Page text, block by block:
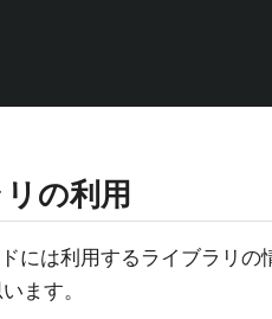
の利用
には利用するライブラリ
ます。